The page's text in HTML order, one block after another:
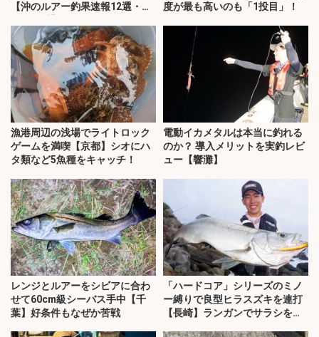
【沖のルアー釣果速報12選・愛
度が最も高いのも「1投目」！
漁港周辺の浅場でライトロック
ゲームを満喫【京都】シオにハ
タ類など5魚種をキャッチ！
電動イカメタルは本当に釣れる
のか？ 導入メリットを実釣レビ
ュー【響灘】
レンジとルアーをシビアに合わ
せて60cm級シーバス手中【千
葉】好条件もなぜか苦戦
「ハードコア」シリーズのミノ
ー縛りで良型ヒラスズキを連打
【長崎】ランガンでサラシを攻